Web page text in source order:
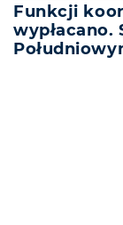
Funkcji
wypłacano.